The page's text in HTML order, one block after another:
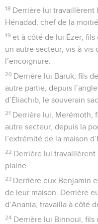
18 Derrière lui travaillèrent
Hénadad, chef de la
19 et à côté de lui Ézer,
un autre secteur, vis-à-vis
l’encoignure.
20 Derrière lui Baruk, fils
autre partie, depuis
d’Éliachib, le souverain
21 Derrière lui, Merémoth,
autre secteur, depuis la
l’extrémité de la maison
22 Derrière lui travaillèrent
plaine.
23 Derrière eux Benjamin
de leur maison. Derrière
d’Anania, travailla à côté
24 Derrière lui Binnouï, fils